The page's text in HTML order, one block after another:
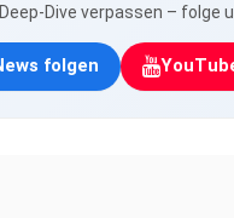
Dive verpassen – folge
folgen